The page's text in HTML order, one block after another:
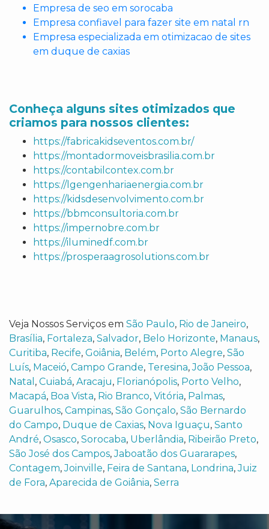
Empresa de seo em sorocaba
Empresa confiavel para fazer site em natal rn
Empresa especializada em otimizacao de sites
em duque de caxias
Conheça alguns sites otimizados que
criamos para nossos clientes:
https://fabricakidseventos.com.br/
https://montadormoveisbrasilia.com.br
https://contabilcontex.com.br
https://lgengenhariaenergia.com.br
https://kidsdesenvolvimento.com.br
https://bbmconsultoria.com.br
https://impernobre.com.br
https://iluminedf.com.br
https://prosperaagrosolutions.com.br
Veja Nossos Serviços em São Paulo, Rio de Janeiro,
Brasília, Fortaleza, Salvador, Belo Horizonte, Manaus,
Curitiba, Recife, Goiânia, Belém, Porto Alegre, São
Luís, Maceió, Campo Grande, Teresina,João Pessoa,
Natal , Cuiabá, Aracaju, Florianópolis, Porto Velho,
Macapá, Boa Vista, Rio Branco, Vitória, Palmas,
Guarulhos, Campinas, São Gonçalo, São Bernardo
do Campo, Duque de Caxias, Nova Iguaçu, Santo
André, Osasco, Sorocaba, Uberlândia, Ribeirão Preto,
São José dos Campos,Jaboatão dos Guararapes,
Contagem,Joinville, Feira de Santana, Londrina,Juiz
de Fora, Aparecida de Goiânia, Serra